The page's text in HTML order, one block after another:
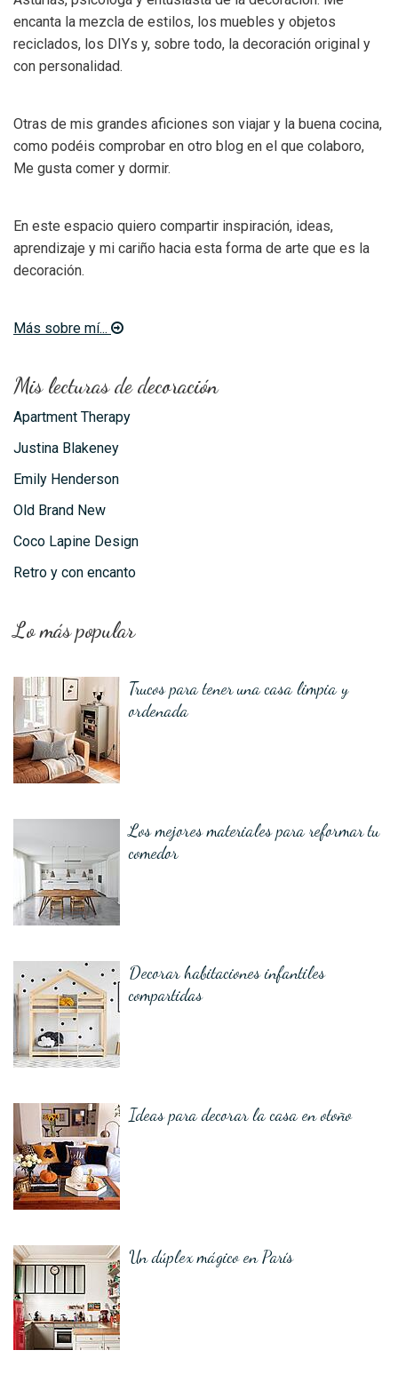
encanta la mezcla de estilos, los muebles y objetos
reciclados, los DIYs y, sobre todo, la decoración original y
con personalidad.
Otras de mis grandes aficiones son viajar y la buena cocina,
como podéis comprobar en otro blog en el que colaboro,
Me gusta comer y dormir.
En este espacio quiero compartir inspiración, ideas,
aprendizaje y mi cariño hacia esta forma de arte que es la
decoración.
Más sobre mí...
Mis lecturas de decoración
Apartment Therapy
Justina Blakeney
Emily Henderson
Old Brand New
Coco Lapine Design
Retro y con encanto
Lo más popular
Trucos para tener una casa limpia y
ordenada
Los mejores materiales para reformar tu
comedor
Decorar habitaciones infantiles
compartidas
Ideas para decorar la casa en otoño
Un dúplex mágico en París